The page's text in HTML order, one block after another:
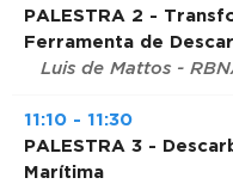
PALESTRA 2 -
Ferramenta de
Luis de Mattos -
11:10 - 11:30
PALESTRA 3 -
Marítima